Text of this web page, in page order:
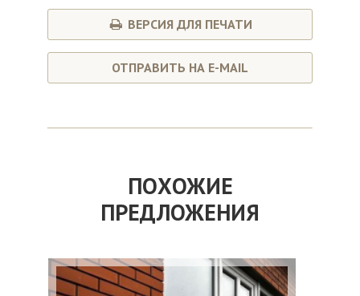
ВЕРСИЯ ДЛЯ ПЕЧАТИ
ОТПРАВИТЬ НА E-MAIL
ПОХОЖИЕ
ПРЕДЛОЖЕНИЯ